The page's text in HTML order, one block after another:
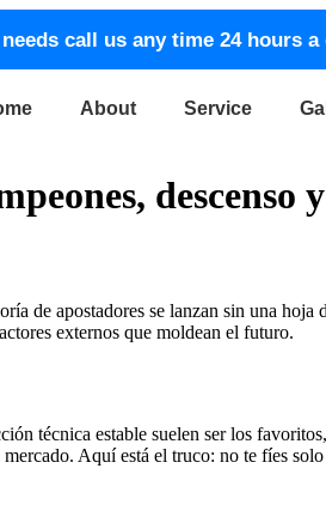
call us any time 24 hours a
About Service
descenso
de apostadores se lanzan sin una
externos que moldean el futuro.
técnica estable suelen ser los
Aquí está el truco: no te fíes